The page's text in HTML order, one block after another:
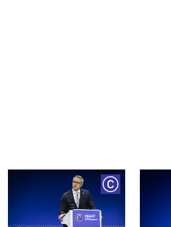
COPYRIGHT